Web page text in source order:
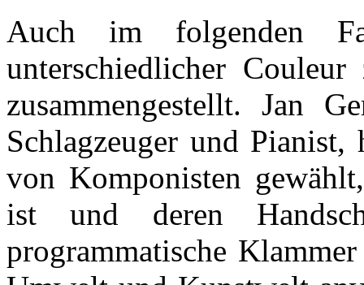
Auch im folgenden
unterschiedlicher
zusammengestellt. Jan
Schlagzeuger und
von Komponisten
ist und deren
programmatische